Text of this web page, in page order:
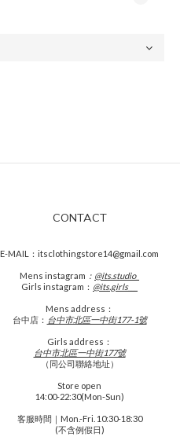
CONTACT
E-MAIL：itsclothingstore14@gmail.com
Mens instagram ： @its.studio_
Girls instagram： @its.girls___
Mens address：
台中店： 台中市北區一中街177-1號
Girls address：
台中市北區一中街177號
（同公司聯絡地址）
Store open
14:00-22:30(Mon-Sun)
客服時間｜Mon.-Fri. 10:30-18:30
(不含例假日)